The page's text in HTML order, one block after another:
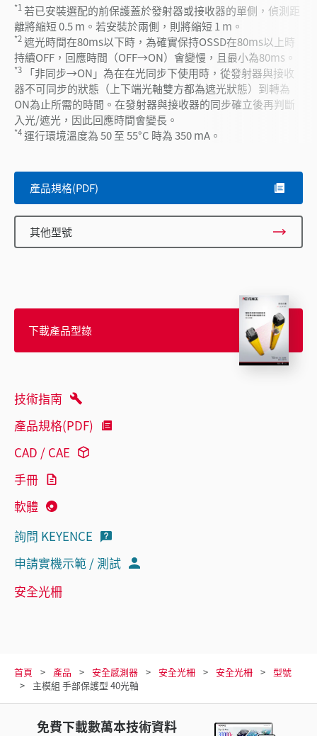
*1 若已安裝選配的前保護蓋於發射器或接收器的單側，偵測距
離將縮短 0.5 m。若安裝於兩側，則將縮短 1 m。
*2遮光時間在80ms以下時，為確實保持OSSD在80ms以上時
持續OFF，回應時間（OFF→ON）會變慢，且最小為80ms。
*3
「非同步→ON」為在在光同步下使用時，從發射器與接收
器不可同步的狀態（上下端光軸雙方都為遮光狀態）到轉為
ON為止所需的時間。在發射器與接收器的同步確立後再判斷
入光/遮光，因此回應時間會變長。
*4運行環境溫度為 50 至 55°C 時為 350 mA。
產品規格(PDF)
其他型號
下載產品型錄
技術指南
產品規格(PDF)
CAD / CAE
手冊
軟體
詢問 KEYENCE
申請實機示範 / 測試
安全光柵
首頁 產品 安全感測器 安全光柵 安全光柵
型號
主模組 手部保護型 40光軸
免費下載數萬本技術資料